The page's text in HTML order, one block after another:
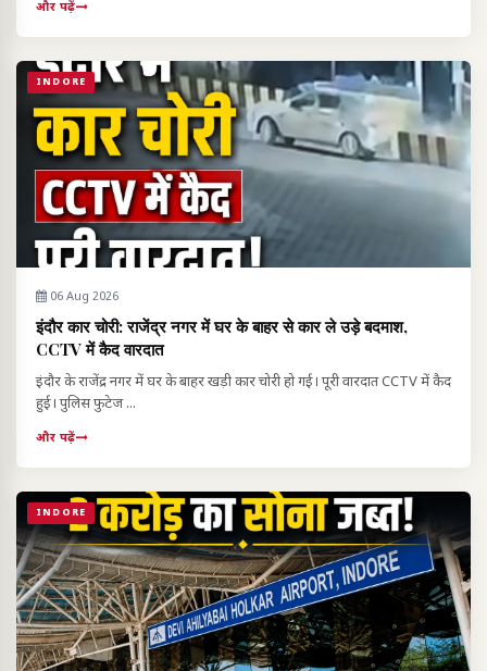
और पढ़ें
INDORE
06 Aug 2026
इंदौर कार चोरी: राजेंद्र नगर में घर के बाहर से कार ले उड़े बदमाश,
CCTV में कैद वारदात
इंदौर के राजेंद्र नगर में घर के बाहर खड़ी कार चोरी हो गई। पूरी वारदात CCTV में कैद
हुई। पुलिस फुटेज ...
और पढ़ें
INDORE